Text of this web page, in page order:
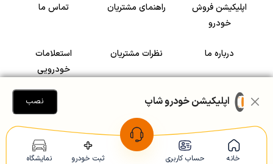
خانه حساب کاربری ثبت خودرو نمایشگاه
اپلیکیشن فروش
خودرو
راهنمای مشتریان تماس ما
درباره ما نظرات مشتریان
استعلامات
خودرویی
سرمایه گذاری در
رضایت مشتریان
Copyright © 2005-2026 Khodroshop.ir
اپلیکیشن خودرو شاپ نصب